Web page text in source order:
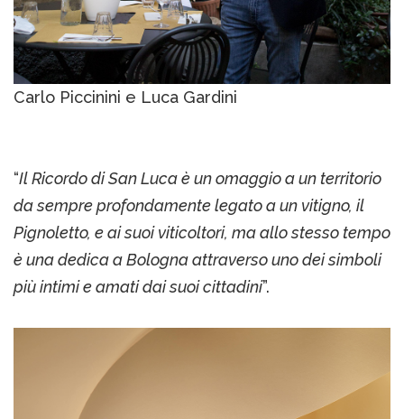
Carlo Piccinini e Luca Gardini
“Il Ricordo di San Luca è un omaggio a un territorio
da sempre profondamente legato a un vitigno, il
Pignoletto, e ai suoi viticoltori, ma allo stesso tempo
è una dedica a Bologna attraverso uno dei simboli
più intimi e amati dai suoi cittadini”.